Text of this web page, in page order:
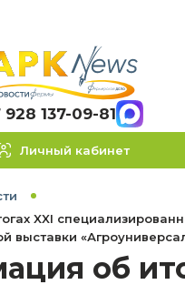
928 137-09-81
Личный кабинет
XXI
выставки
об